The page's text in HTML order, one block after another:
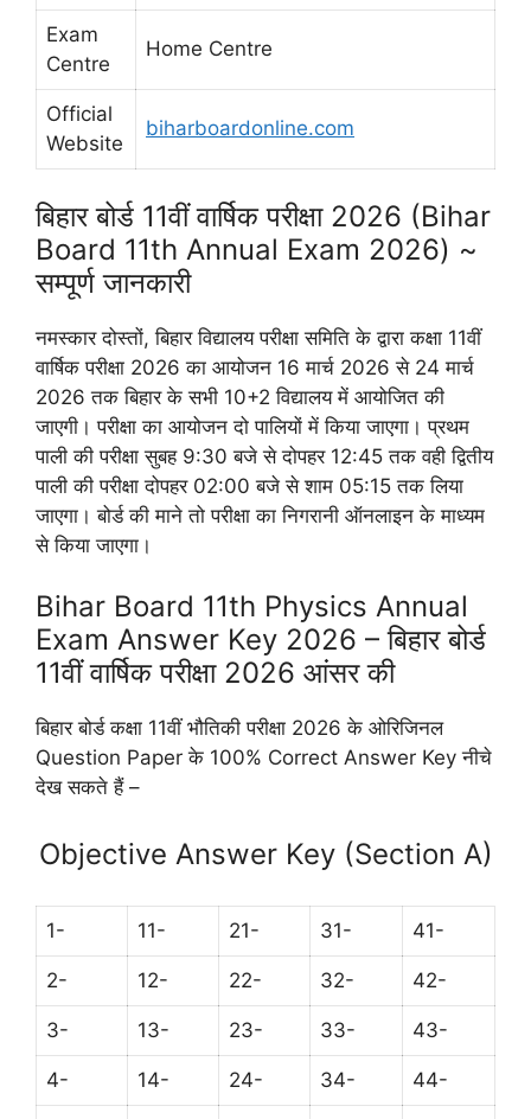
Exam
Centre
Home Centre
Official
Website
biharboardonline.com
बिहार बोर्ड 11वीं वार्षिक परीक्षा 2026 (Bihar
Board 11th Annual Exam 2026) ~
सम्पूर्ण जानकारी
नमस्कार दोस्तों, बिहार विद्यालय परीक्षा समिति के द्वारा कक्षा 11वीं
वार्षिक परीक्षा 2026 का आयोजन 16 मार्च 2026 से 24 मार्च
2026 तक बिहार के सभी 10+2 विद्यालय में आयोजित की
जाएगी। परीक्षा का आयोजन दो पालियों में किया जाएगा। प्रथम
पाली की परीक्षा सुबह 9:30 बजे से दोपहर 12:45 तक वही द्वितीय
पाली की परीक्षा दोपहर 02:00 बजे से शाम 05:15 तक लिया
जाएगा। बोर्ड की माने तो परीक्षा का निगरानी ऑनलाइन के माध्यम
से किया जाएगा।
Bihar Board 11th Physics Annual
Exam Answer Key 2026 – बिहार बोर्ड
11वीं वार्षिक परीक्षा 2026 आंसर की
बिहार बोर्ड कक्षा 11वीं भौतिकी परीक्षा 2026 के ओरिजिनल
Question Paper के 100% Correct Answer Key नीचे
देख सकते हैं –
Objective Answer Key (Section A)
1- 11- 21- 31- 41-
2- 12- 22- 32- 42-
3- 13- 23- 33- 43-
4- 14- 24- 34- 44-